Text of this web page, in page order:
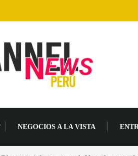
NEGOCIOS A LA VISTA